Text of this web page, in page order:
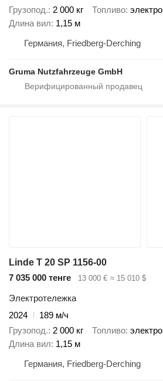
Грузопод. 2 000 кг Топливо электро
Длина вил 1,15 м
Германия, Friedberg-Derching
Gruma Nutzfahrzeuge GmbH
Linde T 20 SP 1156-00
7 035 000 тенге
13 000 € ≈ 15 010 $
Электротележка
2024
189 м/ч
Грузопод. 2 000 кг Топливо электро
Длина вил 1,15 м
Германия, Friedberg-Derching